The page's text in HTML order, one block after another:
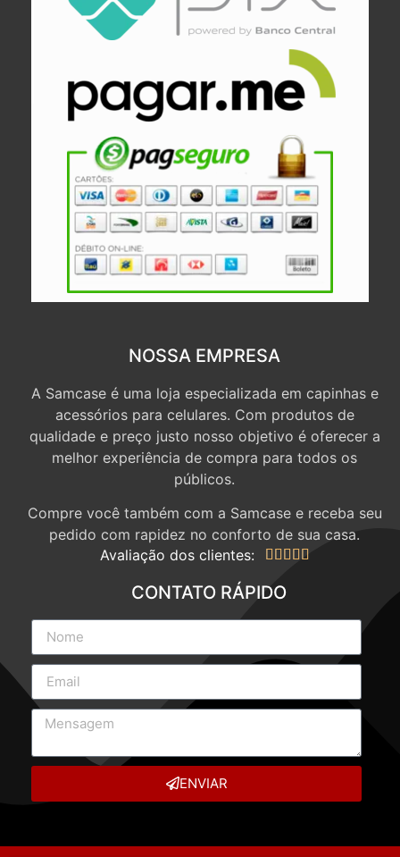
NOSSA EMPRESA
A Samcase é uma loja especializada em capinhas e
acessórios para celulares. Com produtos de
qualidade e preço justo nosso objetivo é oferecer a
melhor experiência de compra para todos os
públicos.
Compre você também com a Samcase e receba seu
pedido com rapidez no conforto de sua casa.
Avaliação dos clientes:
    
CONTATO RÁPIDO
ENVIAR